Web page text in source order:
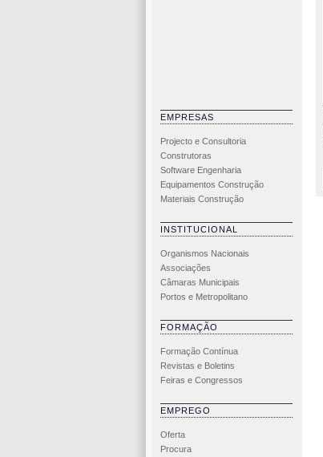
EMPRESAS
Projecto e Consultoria
Construtoras
Software Engenharia
Equipamentos Construção
Materiais Construção
INSTITUCIONAL
Organismos Nacionais
Associações
Câmaras Municipais
Portos e Metropolitano
FORMAÇÃO
Formação Contínua
Revistas e Boletins
Feiras e Congressos
EMPREGO
Oferta
Procura